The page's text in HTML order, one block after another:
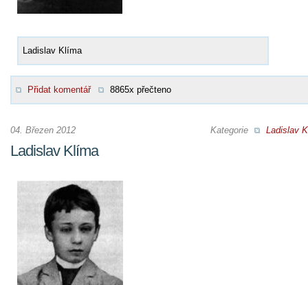
Ladislav Klíma
Přidat komentář 8865x přečteno
Kategorie Ladislav
04. Březen 2012
Ladislav Klíma